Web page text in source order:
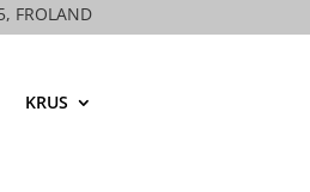
FROLAND
KRUS